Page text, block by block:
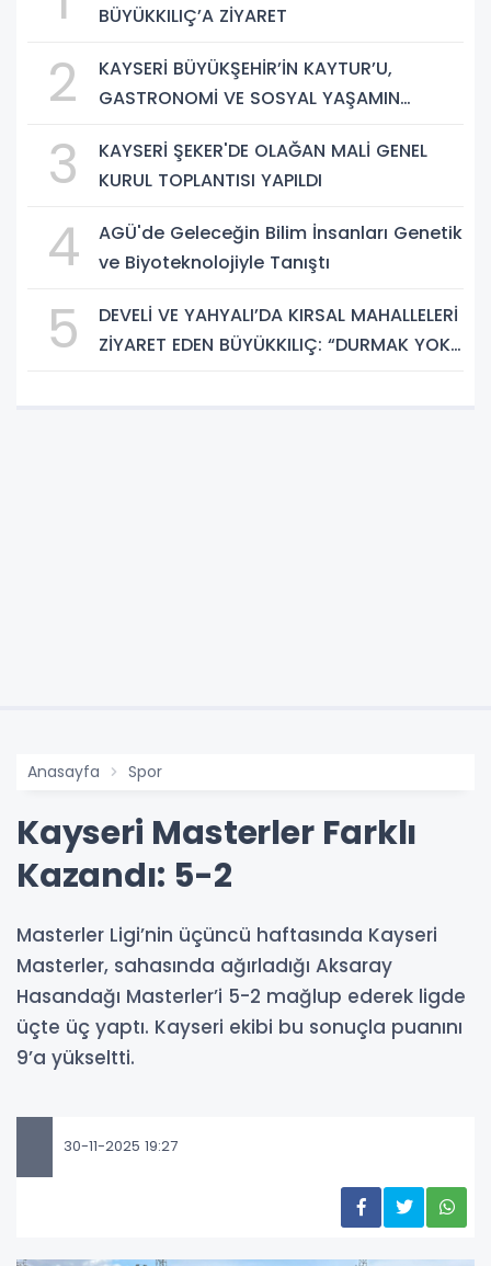
BÜYÜKKILIÇ’A ZİYARET
2
KAYSERİ BÜYÜKŞEHİR’İN KAYTUR’U,
GASTRONOMİ VE SOSYAL YAŞAMIN
3
KAYSERİ ŞEKER'DE OLAĞAN MALİ GENEL
KURUL TOPLANTISI YAPILDI
4
AGÜ'de Geleceğin Bilim İnsanları Genetik
ve Biyoteknolojiyle Tanıştı
5
DEVELİ VE YAHYALI’DA KIRSAL MAHALLELERİ
ZİYARET EDEN BÜYÜKKILIÇ: “DURMAK YOK.
Anasayfa Spor
Kayseri Masterler Farklı
Kazandı: 5-2
Masterler Ligi’nin üçüncü haftasında Kayseri
Masterler, sahasında ağırladığı Aksaray
Hasandağı Masterler’i 5-2 mağlup ederek ligde
üçte üç yaptı. Kayseri ekibi bu sonuçla puanını
9’a yükseltti.
30-11-2025 19:27